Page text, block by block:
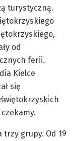
turystyczną.
od
ferii.
Kielce
się
trzy grupy. Od 19